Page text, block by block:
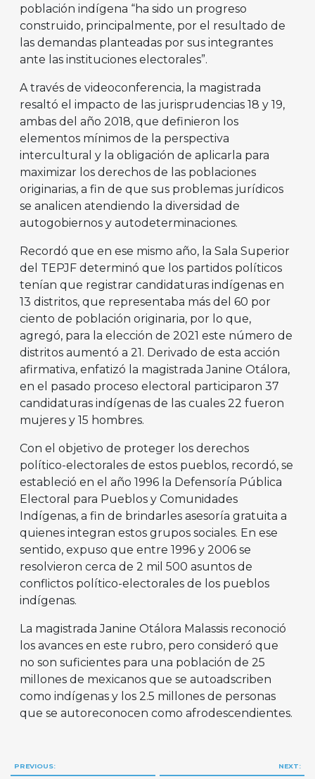
población indígena “ha sido un progreso
construido, principalmente, por el resultado de
las demandas planteadas por sus integrantes
ante las instituciones electorales”.
A través de videoconferencia, la magistrada
resaltó el impacto de las jurisprudencias 18 y 19,
ambas del año 2018, que definieron los
elementos mínimos de la perspectiva
intercultural y la obligación de aplicarla para
maximizar los derechos de las poblaciones
originarias, a fin de que sus problemas jurídicos
se analicen atendiendo la diversidad de
autogobiernos y autodeterminaciones.
Recordó que en ese mismo año, la Sala Superior
del TEPJF determinó que los partidos políticos
tenían que registrar candidaturas indígenas en
13 distritos, que representaba más del 60 por
ciento de población originaria, por lo que,
agregó, para la elección de 2021 este número de
distritos aumentó a 21. Derivado de esta acción
afirmativa, enfatizó la magistrada Janine Otálora,
en el pasado proceso electoral participaron 37
candidaturas indígenas de las cuales 22 fueron
mujeres y 15 hombres.
Con el objetivo de proteger los derechos
político-electorales de estos pueblos, recordó, se
estableció en el año 1996 la Defensoría Pública
Electoral para Pueblos y Comunidades
Indígenas, a fin de brindarles asesoría gratuita a
quienes integran estos grupos sociales. En ese
sentido, expuso que entre 1996 y 2006 se
resolvieron cerca de 2 mil 500 asuntos de
conflictos político-electorales de los pueblos
indígenas.
La magistrada Janine Otálora Malassis reconoció
los avances en este rubro, pero consideró que
no son suficientes para una población de 25
millones de mexicanos que se autoadscriben
como indígenas y los 2.5 millones de personas
que se autoreconocen como afrodescendientes.
Navegación
PREVIOUS: NEXT: